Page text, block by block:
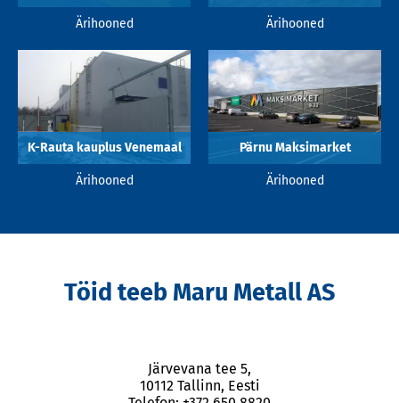
Ärihooned Ärihooned
K-Rauta kauplus Venemaal
Ärihooned
Pärnu Maksimarket
Ärihooned
Töid teeb Maru Metall AS
Järvevana tee 5,
10112 Tallinn, Eesti